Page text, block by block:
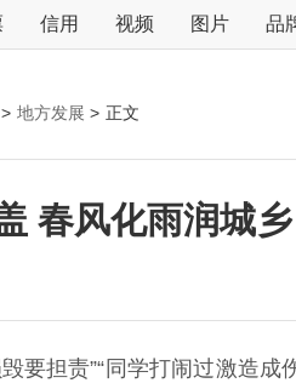
信用 视频 图片 品
> 地方发展 > 正文
春风化雨润城乡
担责”“同学打闹过激造成